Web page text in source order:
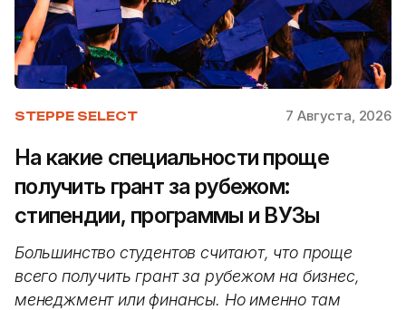
STEPPE SELECT 7 Августа, 2026
На какие специальности проще
получить грант за рубежом:
стипендии, программы и ВУЗы
Большинство студентов считают, что проще
всего получить грант за рубежом на бизнес,
менеджмент или финансы. Но именно там